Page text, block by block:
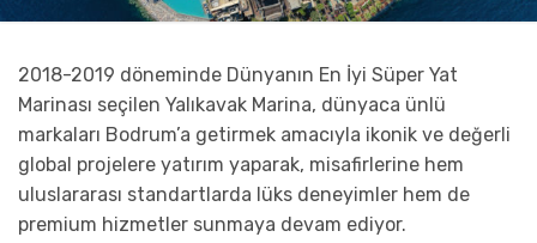
2018-2019 döneminde Dünyanın En İyi Süper Yat
Marinası seçilen Yalıkavak Marina, dünyaca ünlü
markaları Bodrum’a getirmek amacıyla ikonik ve değerli
global projelere yatırım yaparak, misafirlerine hem
uluslararası standartlarda lüks deneyimler hem de
premium hizmetler sunmaya devam ediyor.